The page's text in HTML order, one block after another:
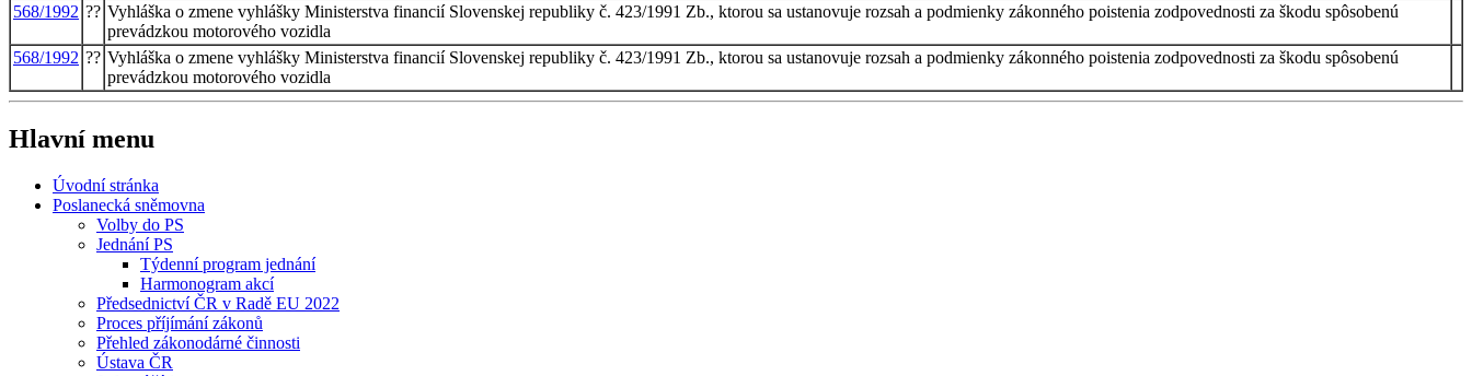
568/1992 ?? Vyhláška o zmene vyhlášky Ministerstva financií Slovenskej republiky č. 423/1991 Zb., ktorou sa ustanovuje rozsah a podmienky zákonného poistenia zodpovednosti za škodu spôsobenú
prevádzkou motorového vozidla
568/1992 ?? Vyhláška o zmene vyhlášky Ministerstva financií Slovenskej republiky č. 423/1991 Zb., ktorou sa ustanovuje rozsah a podmienky zákonného poistenia zodpovednosti za škodu spôsobenú
prevádzkou motorového vozidla
Hlavní menu
Úvodní stránka
Poslanecká sněmovna
Volby do PS
Jednání PS
Týdenní program jednání
Harmonogram akcí
Předsednictví ČR v Radě EU 2022
Proces příjímání zákonů
Přehled zákonodárné činnosti
Ústava ČR